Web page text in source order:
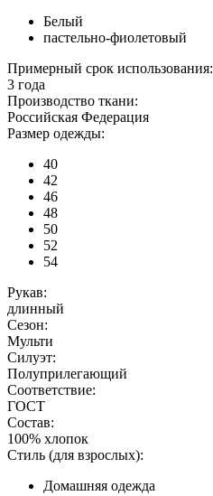
Белый
пастельно-фиолетовый
Примерный срок использования:
3 года
Производство ткани:
Российская Федерация
Размер одежды:
40
42
46
48
50
52
54
Рукав:
длинный
Сезон:
Мульти
Силуэт:
Полуприлегающий
Соответствие:
ГОСТ
Состав:
100% хлопок
Стиль (для взрослых):
Домашняя одежда